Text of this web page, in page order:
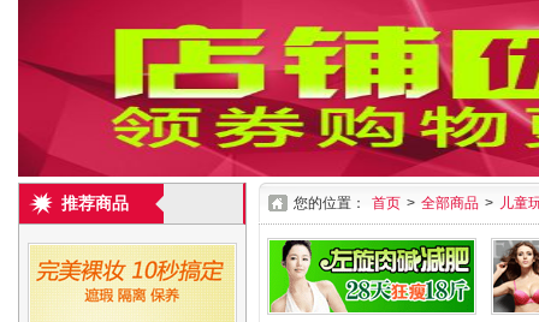
推荐商品 您的位置： 首页 > 全部商品 > 儿童